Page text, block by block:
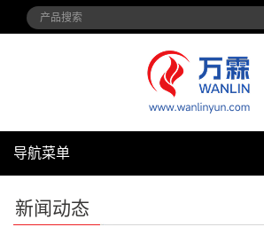
导航菜单
新闻动态